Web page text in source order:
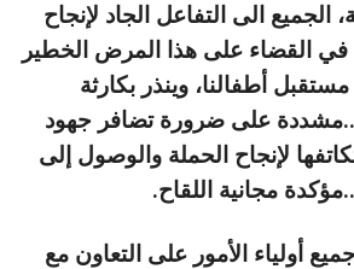
الى التفاعل الجاد لإنجاح
في القضاء على هذا المرض الخطير
أطفالنا، وينذر بكارثة
على ضرورة تضافر جهود
لإنجاح الحملة والوصول إلى
مجانية اللقاح.
أولياء الأمور على التعاون مع